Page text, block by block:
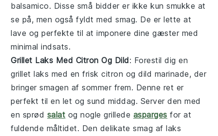
balsamico. Disse små bidder er ikke kun smukke at
se på, men også fyldt med smag. De er lette at
lave og perfekte til at imponere dine gæster med
minimal indsats.
Grillet Laks Med Citron Og Dild: Forestil dig en
grillet laks med en friskcitron ogdild marinade, der
bringer smagen af sommer frem. Denne ret er
perfekt til en let og sund middag. Server den med
en sprød salat og nogle grillede asparges for at
fuldende måltidet. Den delikate smag aflaks